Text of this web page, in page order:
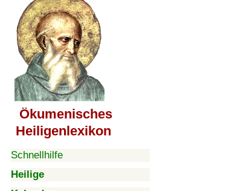
Ökumenisches
Heiligenlexikon
Schnellhilfe
Heilige